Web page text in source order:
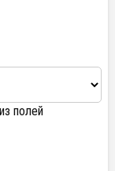
полей